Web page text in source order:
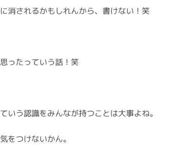
消されるかもしれんから、書けない！笑
ったっていう話！笑
いう認識をみんなが持つことは大事よね。
をつけないかん。